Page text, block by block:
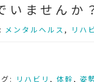
いませんか
メンタルヘルス , リハ
: リハビリ , 体幹, 姿